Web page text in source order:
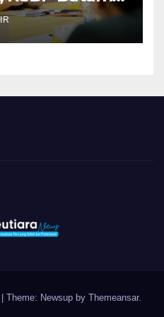
IR
Theme: Newsup by Themeansar.